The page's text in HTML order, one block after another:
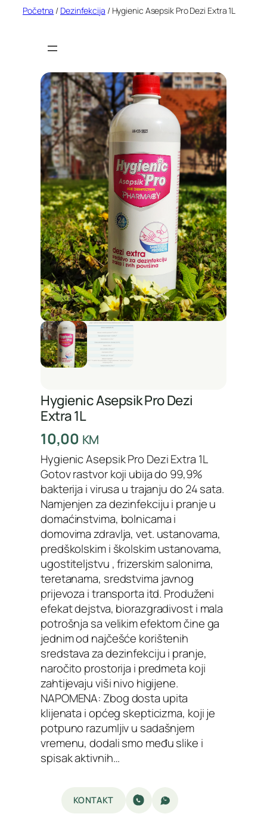
Početna / Dezinfekcija / Hygienic Asepsik Pro Dezi Extra 1L
Hygienic Asepsik Pro Dezi
Extra 1L
10,00 KM
Hygienic Asepsik Pro Dezi Extra 1L
Gotov rastvor koji ubija do 99,9%
bakterija i virusa u trajanju do 24 sata.
Namjenjen za dezinfekciju i pranje u
domaćinstvima, bolnicama i
domovima zdravlja, vet. ustanovama,
predškolskim i školskim ustanovama,
ugostiteljstvu , frizerskim salonima,
teretanama, sredstvima javnog
prijevoza i transporta itd. Produženi
efekat dejstva, biorazgradivost i mala
potrošnja sa velikim efektom čine ga
jednim od najčešće korištenih
sredstava za dezinfekciju i pranje,
naročito prostorija i predmeta koji
zahtijevaju viši nivo higijene.
NAPOMENA: Zbog dosta upita
klijenata i općeg skepticizma, koji je
potpuno razumljiv u sadašnjem
vremenu, dodali smo među slike i
spisak aktivnih…
KONTAKT